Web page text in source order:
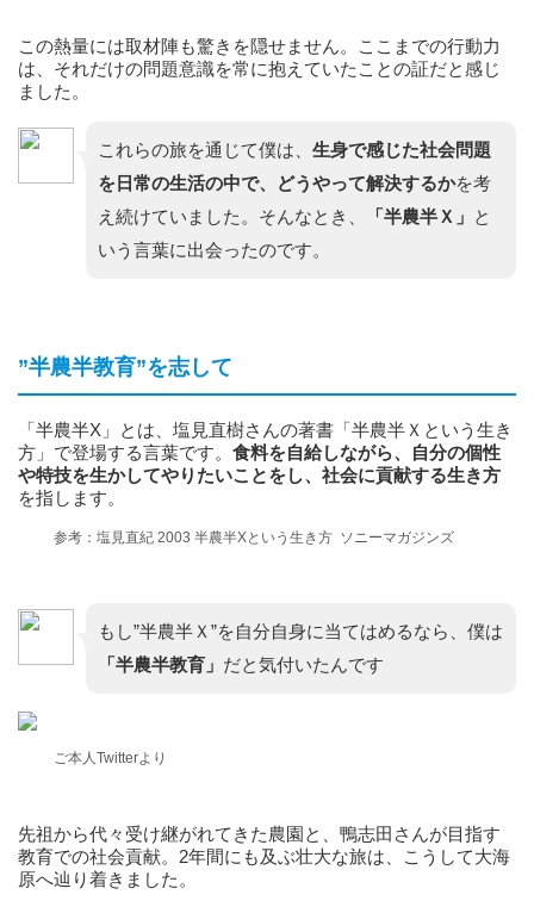
この熱量には取材陣も驚きを隠せません。ここまでの行動力
は、それだけの問題意識を常に抱えていたことの証だと感じ
ました。
これらの旅を通じて僕は、 生身で感じた社会問題
を日常の生活の中で、
どうやって解決するかを考
え続けていました。そんなとき、
「半農半Ｘ」 と
いう言葉に出会ったのです。
”半農半教育”を志して
「半農半X」とは、塩見直樹さんの著書「半農半Ｘという生き
方」で登場する言葉です。 食料を自給しながら、自分の個性
や特技を生かしてやりたいことをし、社会に貢献する生き方
を指します。
参考：塩見直紀 2003 半農半Xという生き方 ソニーマガジンズ
もし”半農半Ｘ”を自分自身に当てはめるなら、僕は
「半農半教育」 だと気付いたんです
ご本人Twitterより
先祖から代々受け継がれてきた農園と、鴨志田さんが目指す
教育での社会貢献。2年間にも及ぶ壮大な旅は、こうして大海
原へ辿り着きました。